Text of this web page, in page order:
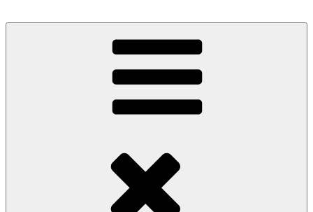
COUNTRYHOME
Wo die (Country-) Musik Zuhause ist